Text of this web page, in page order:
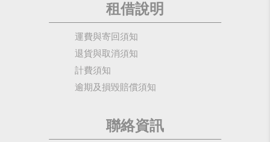
租借說明
運費與寄回須知
退貨與取消須知
計費須知
逾期及損毀賠償須知
聯絡資訊